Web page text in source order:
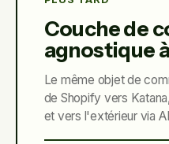
Couche de
agnostique
Le même objet de
de Shopify vers
et vers l'extérieur via